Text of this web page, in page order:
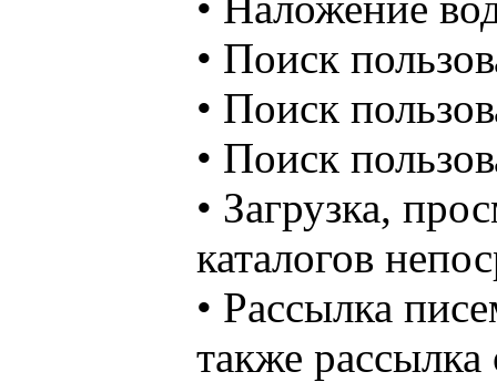
• Поиск
• Поиск
• Поиск
• Загрузка,
каталогов
• Рассылка
также